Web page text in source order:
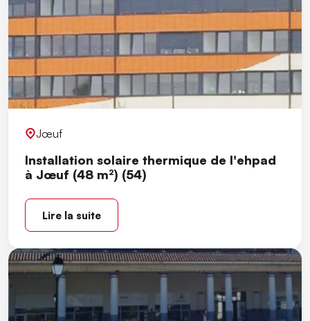
Jœuf
Installation solaire thermique de l'ehpad
à Jœuf (48 m²) (54)
Lire la suite